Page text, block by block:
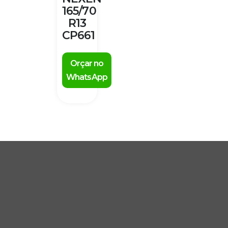
165/70
R13
CP661
Orçar no
WhatsApp